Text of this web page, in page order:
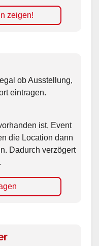
zeigen!
ob Ausstellung,
eintragen.
ist, Event
die Location dann
Dadurch verzögert